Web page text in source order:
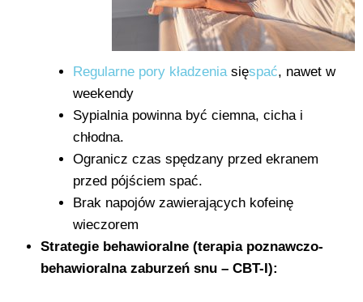
Regularne pory kładzeniasięspać, nawet w
weekendy
Sypialnia powinna być ciemna, cicha i
chłodna.
Ogranicz czas spędzany przed ekranem
przed pójściem spać.
Brak napojów zawierających kofeinę
wieczorem
Strategie behawioralne (terapia poznawczo-
behawioralna zaburzeń snu – CBT-I):